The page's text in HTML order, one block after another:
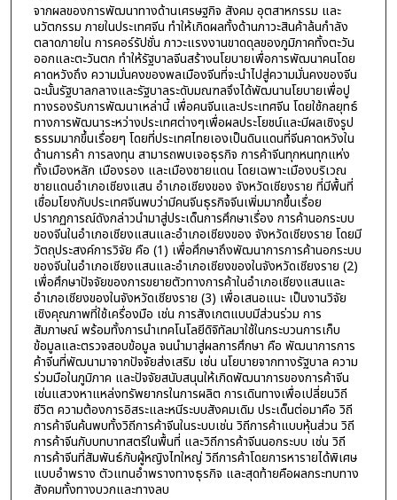
จากผลของการพัฒนาทางด้านเศรษฐกิจ สังคม อุตสาหกรรม และ
นวัตกรรม ภายในประเทศจีน ทำให้เกิดผลทั้งด้านภาวะสินค้าล้นกำลัง
ตลาดภายใน การคอร์รัปชั่น ภาวะแรงงานขาดดุลของภูมิภาคทั้งตะวัน
ออกและตะวันตก ทำให้รัฐบาลจีนสร้างนโยบายเพื่อการพัฒนาคนโดย
คาดหวังถึง ความมั่นคงของพลเมืองจีนที่จะนำไปสู่ความมั่นคงของจีน
ฉะนั้นรัฐบาลกลางและรัฐบาลระดับมณฑลจึงได้พัฒนานโยบายเพื่อปู
ทางรองรับการพัฒนาเหล่านี้ เพื่อคนจีนและประเทศจีน โดยใช้กลยุทธ์
ทางการพัฒนาระหว่างประเทศต่างๆเพื่อผลประโยชน์และมีผลเชิงรูป
ธรรมมากขึ้นเรื่อยๆ โดยที่ประเทศไทยเองเป็นดินแดนที่จีนคาดหวังใน
ด้านการค้า การลงทุน สามารถพบเจอธุรกิจ การค้าจีนทุกหนทุกแห่ง
ทั้งเมืองหลัก เมืองรอง และเมืองชายแดน โดยเฉพาะเมืองบริเวณ
ชายแดนอำเภอเชียงแสน อำเภอเชียงของ จังหวัดเชียงราย ที่มีพื้นที่
เชื่อมโยงกับประเทศจีนพบว่ามีคนจีนธุรกิจจีนเพิ่มมากขึ้นเรื่อย
ปรากฏการณ์ดังกล่าวนำมาสู่ประเด็นการศึกษาเรื่อง การค้านอกระบบ
ของจีนในอำเภอเชียงแสนและอำเภอเชียงของ จังหวัดเชียงราย โดยมี
วัตถุประสงค์การวิจัย คือ (1) เพื่อศึกษาถึงพัฒนาการการค้านอกระบบ
ของจีนในอำเภอเชียงแสนและอำเภอเชียงของในจังหวัดเชียงราย (2)
เพื่อศึกษาปัจจัยของการขยายตัวทางการค้าในอำเภอเชียงแสนและ
อำเภอเชียงของในจังหวัดเชียงราย (3) เพื่อเสนอแนะ เป็นงานวิจัย
เชิงคุณภาพที่ใช้เครื่องมือ เช่น การสังเกตแบบมีส่วนร่วม การ
สัมภาษณ์ พร้อมทั้งการนำเทคโนโลยีดิจิทัลมาใช้ในกระบวนการเก็บ
ข้อมูลและตรวจสอบข้อมูล จนนำมาสู่ผลการศึกษา คือ พัฒนาการการ
ค้าจีนที่พัฒนามาจากปัจจัยส่งเสริม เช่น นโยบายจากทางรัฐบาล ความ
ร่วมมือในภูมิภาค และปัจจัยสนับสนุนให้เกิดพัฒนาการของการค้าจีน
เช่นแสวงหาแหล่งทรัพยากรในการผลิต การเดินทางเพื่อเปลี่ยนวิถี
ชีวิต ความต้องการอิสระและหนีระบบสังคมเดิม ประเด็นต่อมาคือ วิถี
การค้าจีนค้นพบทั้งวิถีการค้าจีนในระบบเช่น วิถีการค้าแบบหุ้นส่วน วิถี
การค้าจีนกับบทบาทสตรีในพื้นที่ และวิถีการค้าจีนนอกระบบ เช่น วิถี
การค้าจีนที่สัมพันธ์กับผู้หญิงไทใหญ่ วิถีการค้าโดยการหารายได้พิเศษ
แบบอำพราง ตัวแทนอำพรางทางธุรกิจ และสุดท้ายคือผลกระทบทาง
สังคมทั้งทางบวกและทางลบ